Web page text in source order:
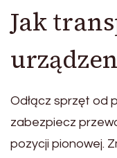
Jak
Odłącz sprzęt od
zabezpiecz
pozycji pionowej.